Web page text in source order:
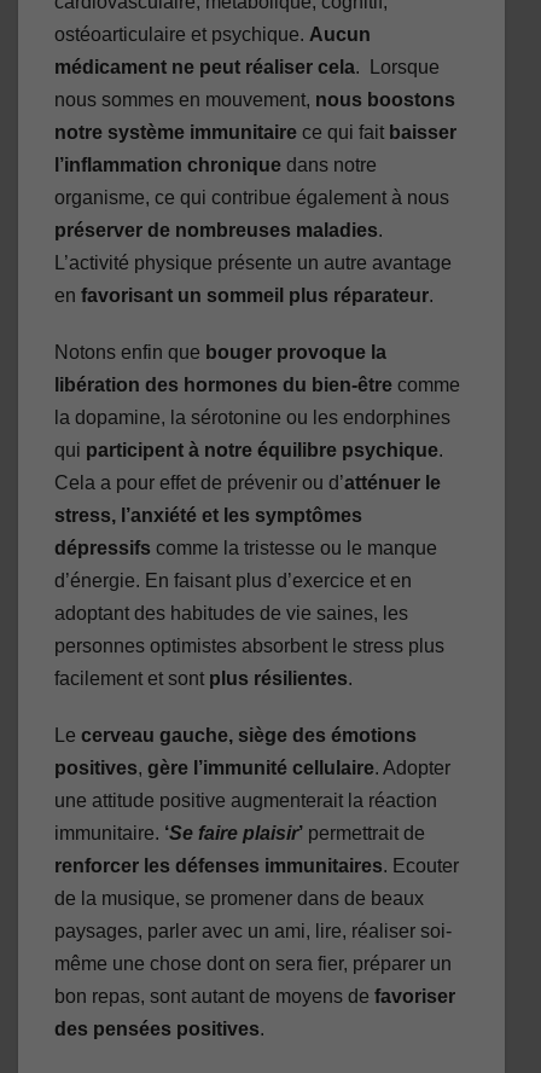
ostéoarticulaire et psychique. Aucun
médicament ne peut réaliser cela. Lorsque
nous sommes en mouvement, nous boostons
notre système immunitaire ce qui fait baisser
l’inflammation chronique dans notre
organisme, ce qui contribue également à nous
préserver de nombreuses maladies.
L’activité physique présente un autre avantage
en favorisant un sommeil plus réparateur.
Notons enfin que bouger provoque la
libération des hormones du bien-être comme
la dopamine, la sérotonine ou les endorphines
qui participent à notre équilibre psychique.
Cela a pour effet de prévenir ou d’atténuer le
stress, l’anxiété et les symptômes
dépressifs comme la tristesse ou le manque
d’énergie. En faisant plus d’exercice et en
adoptant des habitudes de vie saines, les
personnes optimistes absorbent le stress plus
facilement et sont plus résilientes.
Le cerveau gauche, siège des émotions
positives, gère l’immunité cellulaire. Adopter
une attitude positive augmenterait la réaction
immunitaire. ‘Se faire plaisir’ permettrait de
renforcer les défenses immunitaires. Ecouter
de la musique, se promener dans de beaux
paysages, parler avec un ami, lire, réaliser soi-
même une chose dont on sera fier, préparer un
bon repas, sont autant de moyens de favoriser
des pensées positives.